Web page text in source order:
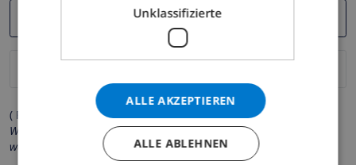
( Felder mit Sternchen (*) müssen ausgefüllt werden )
Wir respektieren Ihre Privatsphäre. Ihre persönlichen Daten
werden zu keiner Zeit an Dritte weitergegeben.
Unklassifizierte
ALLE AKZEPTIEREN
ALLE ABLEHNEN